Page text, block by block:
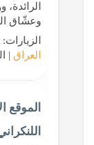
وعشّاق
الزيارات: 779 | التقييم: 0 | المقيّمين: 0 | الدولة:
العراق |
الموقع